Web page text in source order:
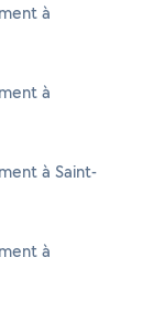
à
à
à Saint-
à